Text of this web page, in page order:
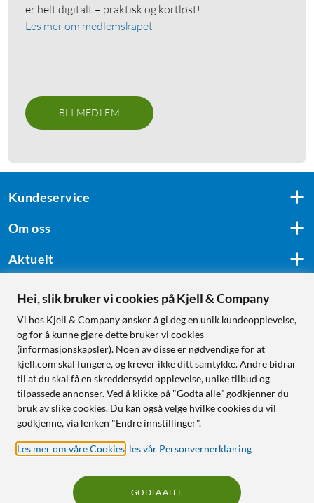
er helt digitalt – praktisk og kortløst!
Les mer om medlemskapet
BLI MEDLEM
Kundeservice
Om oss
Aktuelt
Følg oss
Handle fra:
Sverige
Norge
Hei, slik bruker vi cookies på Kjell & Company
Vi hos Kjell & Company ønsker å gi deg en unik kundeopplevelse,
og for å kunne gjøre dette bruker vi cookies
(informasjonskapsler). Noen av disse er nødvendige for at
kjell.com skal fungere, og krever ikke ditt samtykke. Andre bidrar
til at du skal få en skreddersydd opplevelse, unike tilbud og
tilpassede annonser. Ved å klikke på "Godta alle" godkjenner du
bruk av slike cookies. Du kan også velge hvilke cookies du vil
godkjenne, via lenken "Endre innstillinger".
Les mer om våre Cookies les vår Personvernerklæring
GODTA ALLE